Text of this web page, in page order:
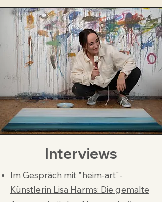
Interviews
Im Gespräch mit "heim-art"-
Künstlerin Lisa Harms: Die gemalte